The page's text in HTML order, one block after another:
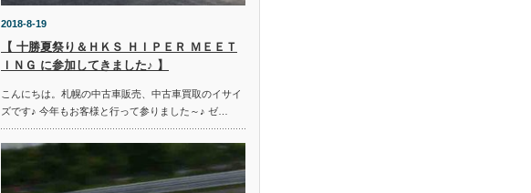
2018-8-19
【 十勝夏祭り＆ＨＫＳ ＨＩＰＥＲ ＭＥＥＴ
ＩＮＧ に参加してきました♪ 】
こんにちは。札幌の中古車販売、中古車買取のイサイ
ズです♪ 今年もお客様と行って参りました～♪ ゼ…